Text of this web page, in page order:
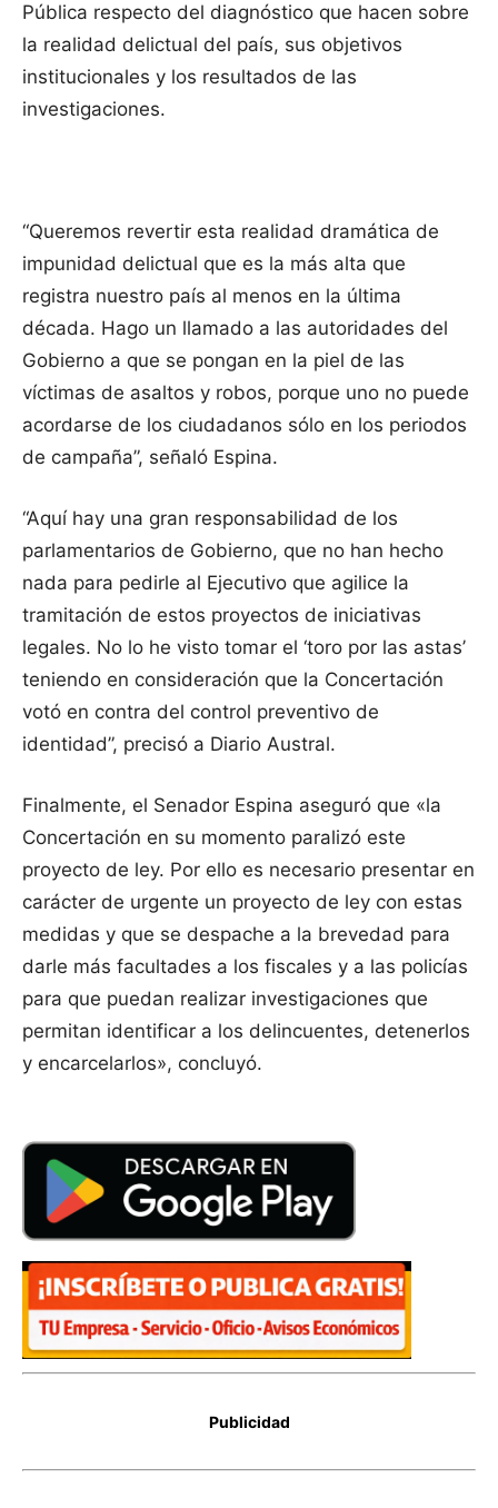
Pública respecto del diagnóstico que hacen sobre
la realidad delictual del país, sus objetivos
institucionales y los resultados de las
investigaciones.
“Queremos revertir esta realidad dramática de
impunidad delictual que es la más alta que
registra nuestro país al menos en la última
década. Hago un llamado a las autoridades del
Gobierno a que se pongan en la piel de las
víctimas de asaltos y robos, porque uno no puede
acordarse de los ciudadanos sólo en los periodos
de campaña”, señaló Espina.
“Aquí hay una gran responsabilidad de los
parlamentarios de Gobierno, que no han hecho
nada para pedirle al Ejecutivo que agilice la
tramitación de estos proyectos de iniciativas
legales. No lo he visto tomar el ‘toro por las astas’
teniendo en consideración que la Concertación
votó en contra del control preventivo de
identidad”, precisó a Diario Austral.
Finalmente, el Senador Espina aseguró que «la
Concertación en su momento paralizó este
proyecto de ley. Por ello es necesario presentar en
carácter de urgente un proyecto de ley con estas
medidas y que se despache a la brevedad para
darle más facultades a los fiscales y a las policías
para que puedan realizar investigaciones que
permitan identificar a los delincuentes, detenerlos
y encarcelarlos», concluyó.
Publicidad